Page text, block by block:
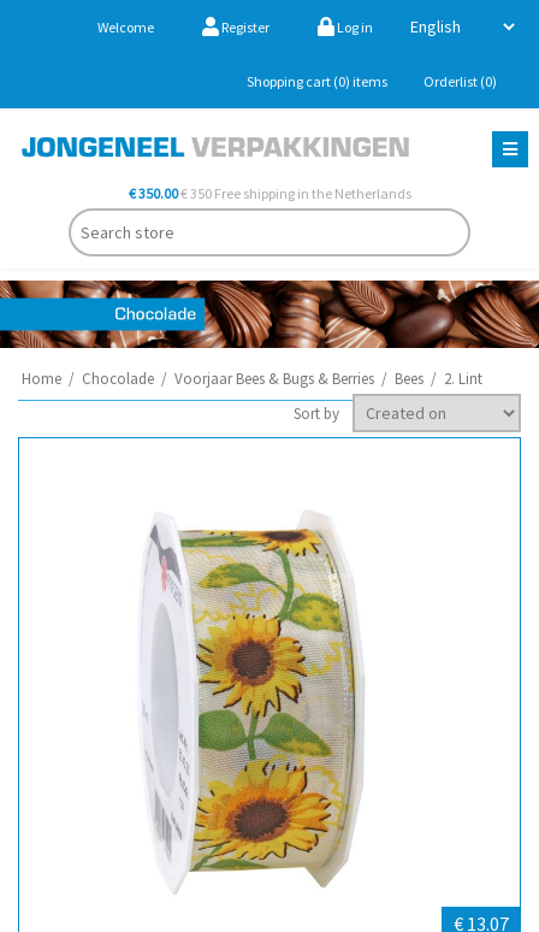
Welcome Register Log in
Shopping cart (0) items Orderlist (0)
€ 350.00€ 350 Free shipping in the Netherlands
Home / Chocolade / Voorjaar Bees & Bugs & Berries / Bees / 2. Lint
Sort by
€ 13.07